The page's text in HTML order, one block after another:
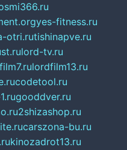
smi366.ru
yes-fitness.ru
otri.rutishinapve.ru
lord-tv.ru
lordfilm13.ru
codetool.ru
gooddver.ru
2shizashop.ru
carszona-bu.ru
kinozadrot13.ru